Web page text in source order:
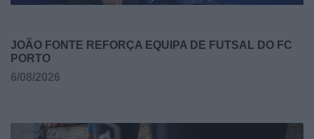
JOÃO FONTE REFORÇA EQUIPA DE FUTSAL DO FC
PORTO
6/08/2026